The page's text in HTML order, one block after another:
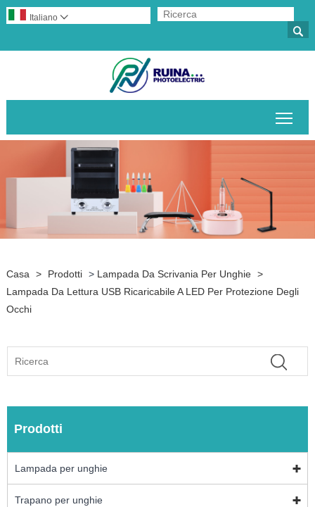

Italiano 
Casa > Prodotti > Lampada Da Scrivania Per Unghie >
Lampada Da Lettura USB Ricaricabile A LED Per Protezione Degli
Occhi
Prodotti
Lampada per unghie
Trapano per unghie